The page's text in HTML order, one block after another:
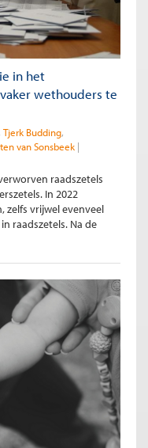
in het
wethouders te
Tjerk Budding
van Sonsbeek
raadszetels
In 2022
zelfs vrijwel evenveel
raadszetels. Na de